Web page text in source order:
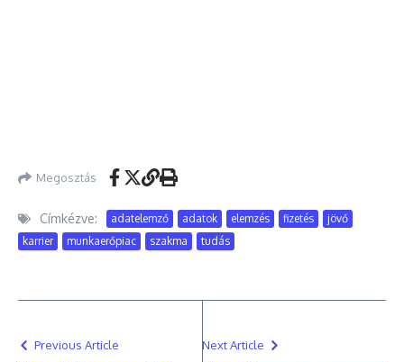
Megosztás
Címkézve: adatelemző adatok elemzés fizetés
jövő
karrier
munkaerőpiac szakma tudás
Previous Article Next Article